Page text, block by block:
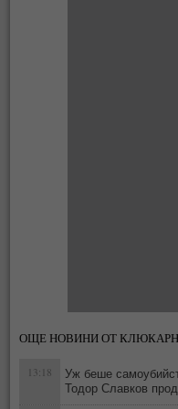
ОЩЕ НОВИНИ ОТ
13:18
Уж беше
Тодор Славков